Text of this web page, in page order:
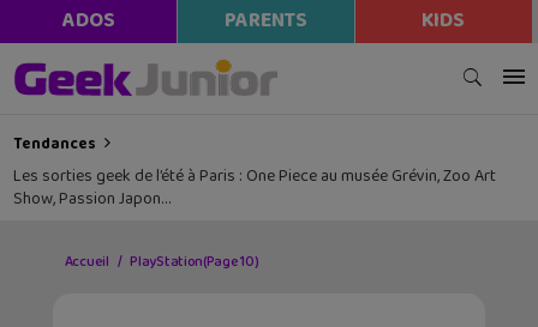
ADOS PARENTS KIDS
Tendances
Les sorties geek de l’été à Paris : One Piece au musée Grévin, Zoo Art
Show, Passion Japon…
Accueil PlayStation(Page 10)